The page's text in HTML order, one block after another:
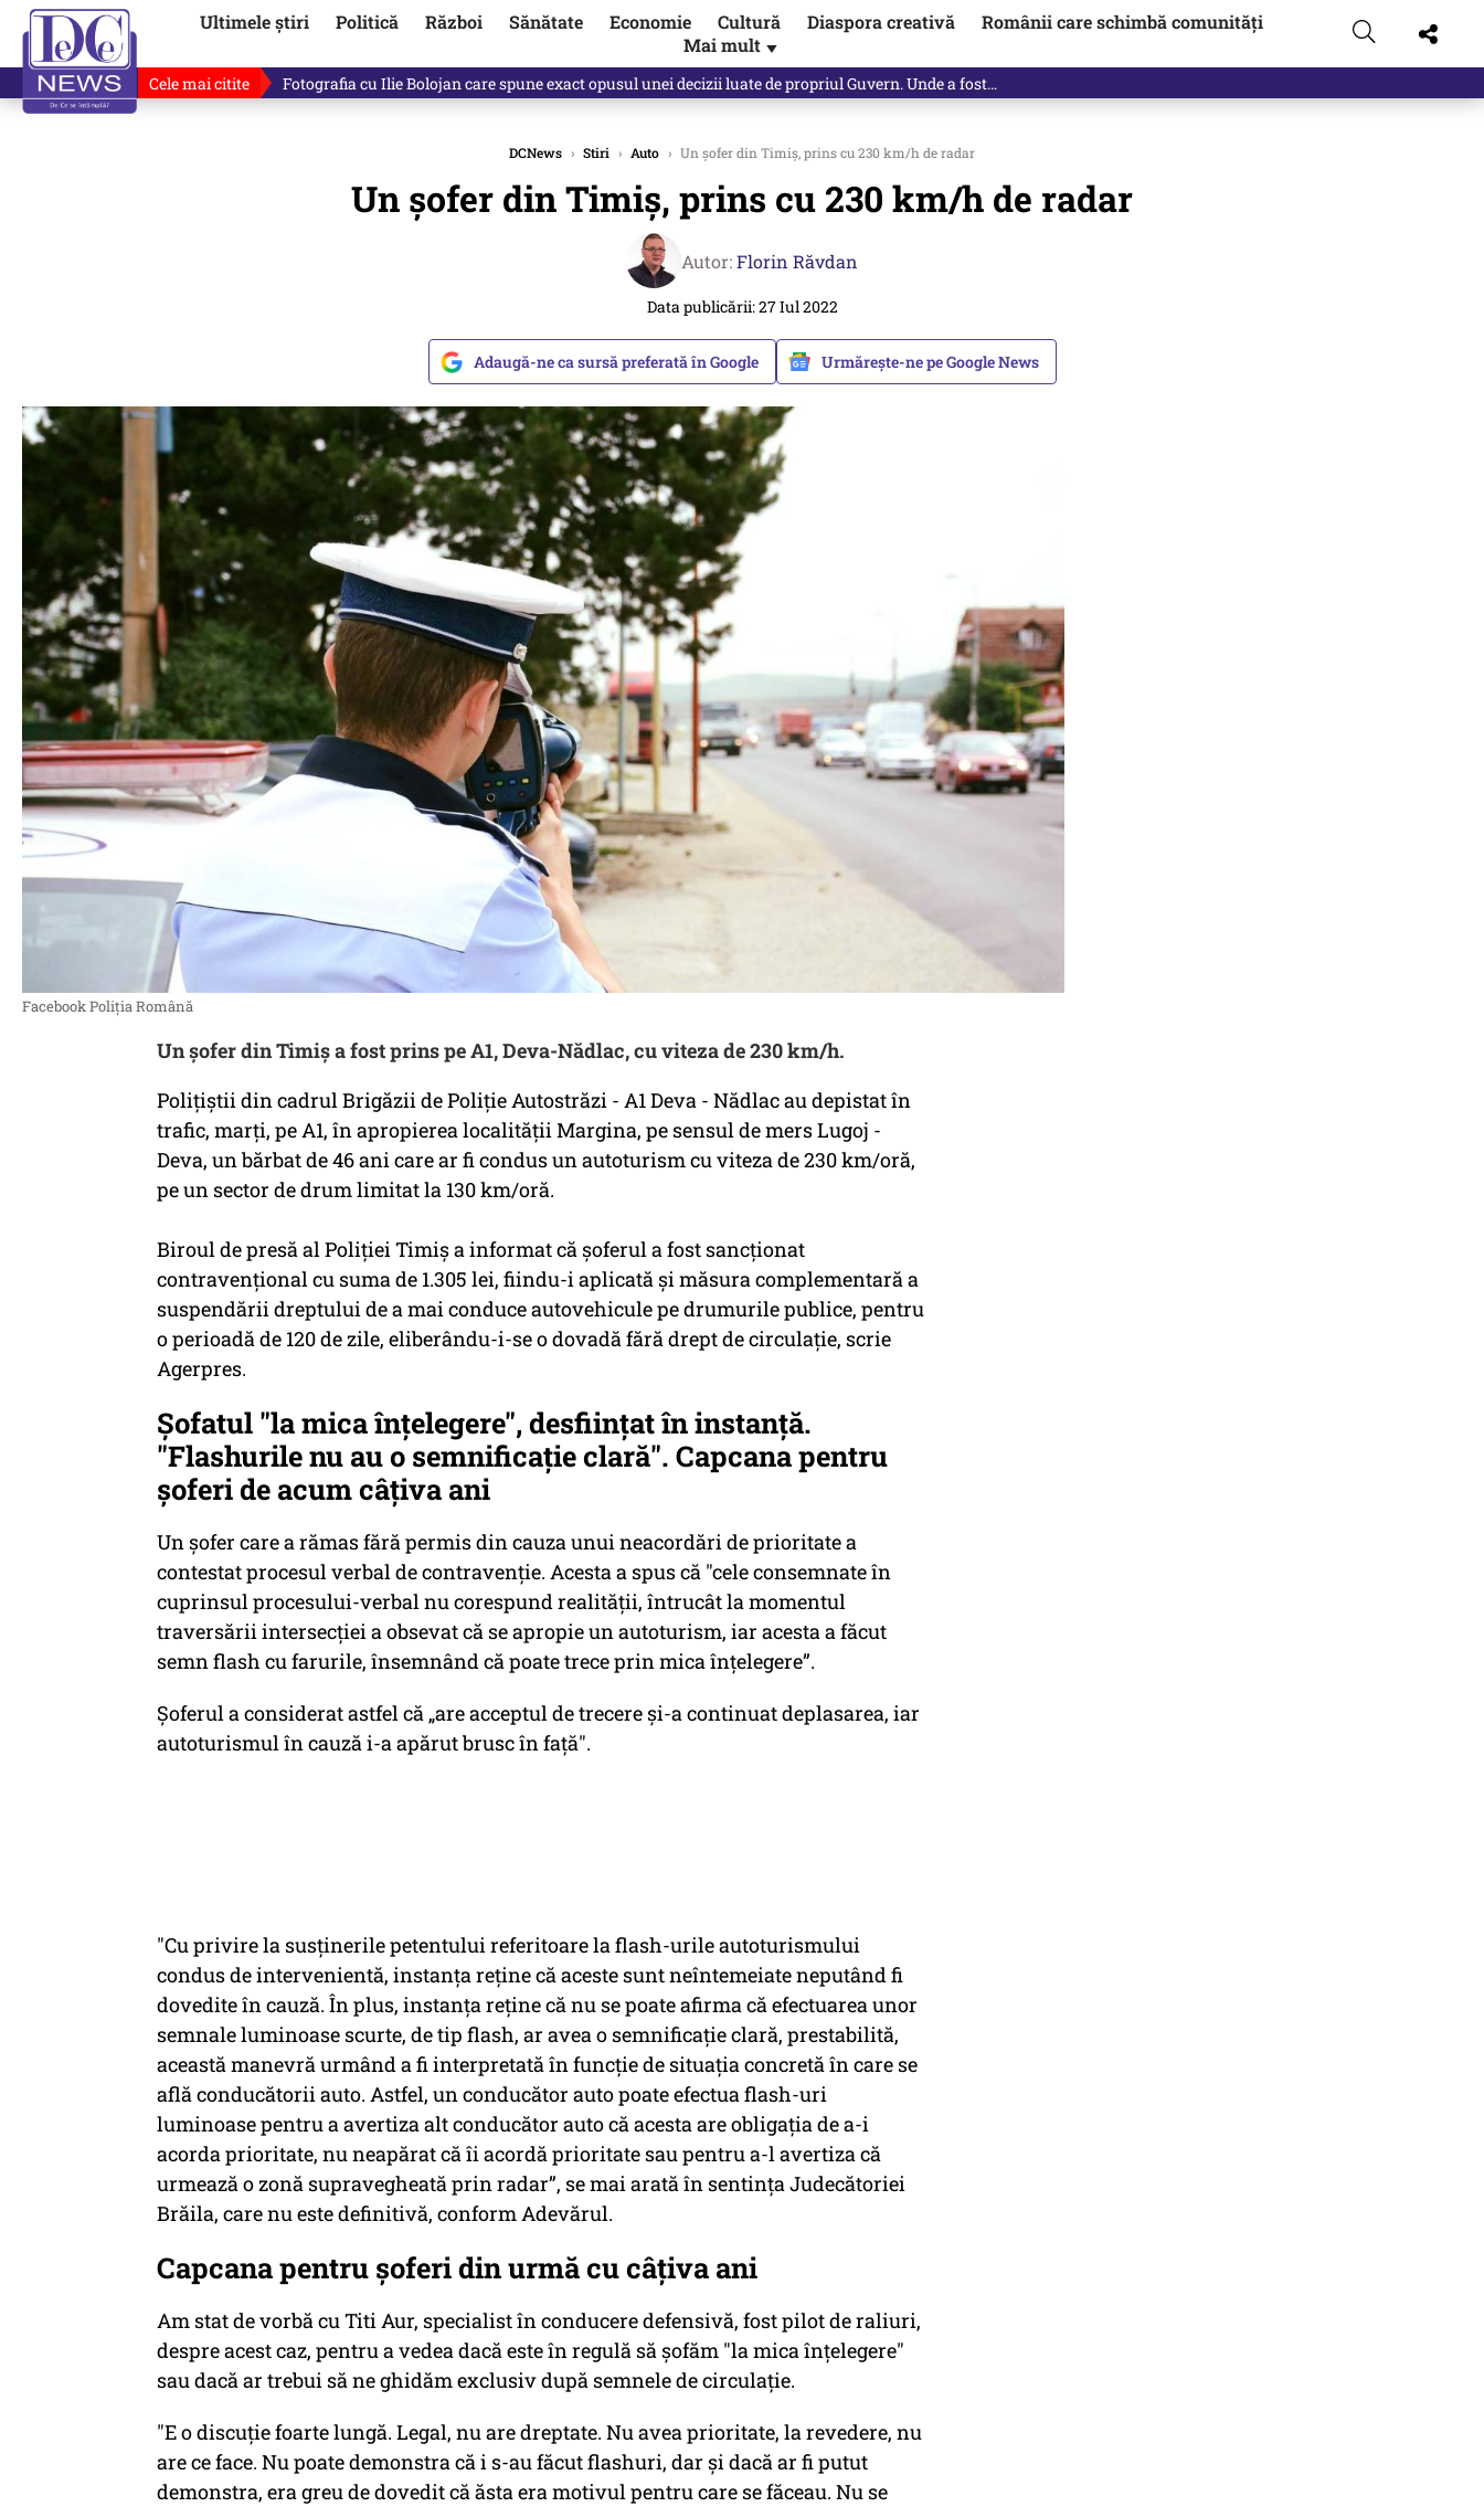
Ultimele știri Politică Război Sănătate Economie Cultură Diaspora creativă
Românii care schimbă comunități
Mai mult ▼
Cele mai citite Ilie Bolojan, gafă în direct despre „omul harnic“ / video
DCNews › Stiri › Auto › Un şofer din Timiş, prins cu 230 km/h de radar
Un şofer din Timiş, prins cu 230 km/h de radar
Autor:Florin Răvdan
Data publicării: 27 Iul 2022
Adaugă-ne ca sursă preferată în Google Urmărește-ne pe Google News
Facebook Poliţia Română
Un şofer din Timiş a fost prins pe A1, Deva-Nădlac, cu viteza de 230 km/h.
Poliţiştii din cadrul Brigăzii de Poliţie Autostrăzi - A1 Deva - Nădlac au depistat în
trafic, marţi, pe A1, în apropierea localităţii Margina, pe sensul de mers Lugoj -
Deva, un bărbat de 46 ani care ar fi condus un autoturism cu viteza de 230 km/oră,
pe un sector de drum limitat la 130 km/oră.
Biroul de presă al Poliţiei Timiş a informat că şoferul a fost sancţionat
contravenţional cu suma de 1.305 lei, fiindu-i aplicată şi măsura complementară a
suspendării dreptului de a mai conduce autovehicule pe drumurile publice, pentru
o perioadă de 120 de zile, eliberându-i-se o dovadă fără drept de circulaţie, scrie
Agerpres.
Şofatul "la mica înţelegere", desfiinţat în instanţă.
"Flashurile nu au o semnificaţie clară". Capcana pentru
şoferi de acum câţiva ani
Un şofer care a rămas fără permis din cauza unui neacordări de prioritate a
contestat procesul verbal de contravenţie. Acesta a spus că "cele consemnate în
cuprinsul procesului-verbal nu corespund realităţii, întrucât la momentul
traversării intersecţiei a obsevat că se apropie un autoturism, iar acesta a făcut
semn flash cu farurile, însemnând că poate trece prin mica înţelegere”.
Şoferul a considerat astfel că „are acceptul de trecere şi-a continuat deplasarea, iar
autoturismul în cauză i-a apărut brusc în faţă".
"Cu privire la susţinerile petentului referitoare la flash-urile autoturismului
condus de intervenientă, instanţa reţine că aceste sunt neîntemeiate neputând fi
dovedite în cauză. În plus, instanţa reţine că nu se poate afirma că efectuarea unor
semnale luminoase scurte, de tip flash, ar avea o semnificaţie clară, prestabilită,
această manevră urmând a fi interpretată în funcţie de situaţia concretă în care se
află conducătorii auto. Astfel, un conducător auto poate efectua flash-uri
luminoase pentru a avertiza alt conducător auto că acesta are obligaţia de a-i
acorda prioritate, nu neapărat că îi acordă prioritate sau pentru a-l avertiza că
urmează o zonă supravegheată prin radar”, se mai arată în sentinţa Judecătoriei
Brăila, care nu este definitivă, conform Adevărul.
Capcana pentru şoferi din urmă cu câţiva ani
Am stat de vorbă cu Titi Aur, specialist în conducere defensivă, fost pilot de raliuri,
despre acest caz, pentru a vedea dacă este în regulă să şofăm "la mica înţelegere"
sau dacă ar trebui să ne ghidăm exclusiv după semnele de circulaţie.
"E o discuţie foarte lungă. Legal, nu are dreptate. Nu avea prioritate, la revedere, nu
are ce face. Nu poate demonstra că i s-au făcut flashuri, dar şi dacă ar fi putut
demonstra, era greu de dovedit că ăsta era motivul pentru care se făceau. Nu se